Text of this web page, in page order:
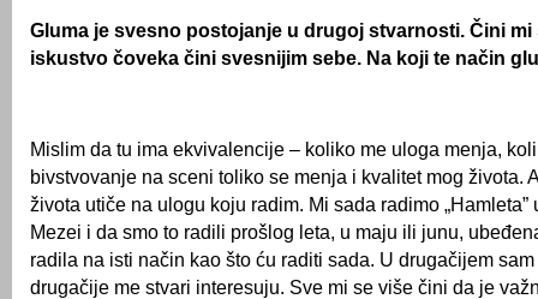
Gluma je svesno postojanje u drugoj stvarnosti. Čini mi
iskustvo čoveka čini svesnijim sebe. Na koji te način
Mislim da tu ima ekvivalencije – koliko me uloga menja,
bivstvovanje na sceni toliko se menja i kvalitet mog života.
života utiče na ulogu koju radim. Mi sada radimo „Hamleta”
Mezei i da smo to radili prošlog leta, u maju ili junu,
radila na isti način kao što ću raditi sada. U drugačijem
drugačije me stvari interesuju. Sve mi se više čini da je